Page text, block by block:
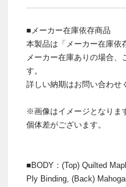
■メーカー在庫依存商品
本製品は「メーカー在庫依
メーカー在庫ありの場合、
す。
詳しい納期はお問い合わせ
※画像はイメージとなりま
個体差がございます。
■BODY：(Top) Quilted
Ply Binding, (Back)